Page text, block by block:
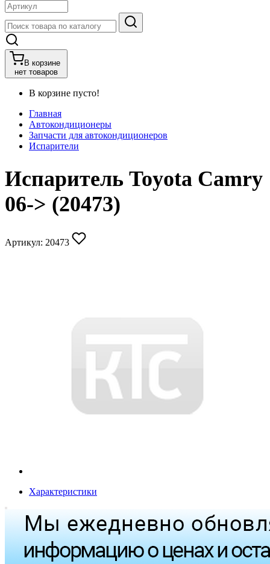
В корзине
нет товаров
В корзине пусто!
Главная
Автокондиционеры
Запчасти для автокондиционеров
Испарители
Испаритель Toyota Camry
06-> (20473)
Артикул: 20473
Характеристики